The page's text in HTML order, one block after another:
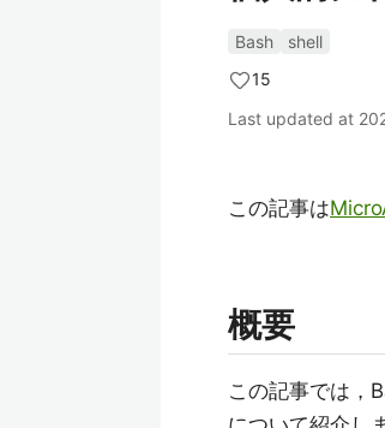
Bash
shell
15
Last updated at
この記事は
概要
この記事では，